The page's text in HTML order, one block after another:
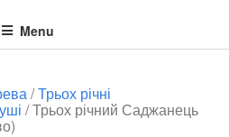
Menu
/Трьох річні
/ Трьох річний Саджанець